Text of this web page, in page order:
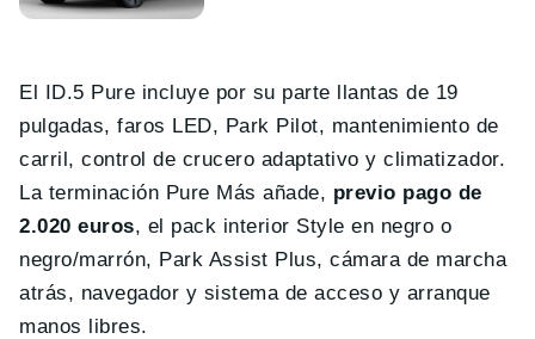
El ID.5 Pure incluye por su parte llantas de 19
pulgadas, faros LED, Park Pilot, mantenimiento de
carril, control de crucero adaptativo y climatizador.
La terminación Pure Más añade, previo pago de
2.020 euros, el pack interior Style en negro o
negro/marrón, Park Assist Plus, cámara de marcha
atrás, navegador y sistema de acceso y arranque
manos libres.